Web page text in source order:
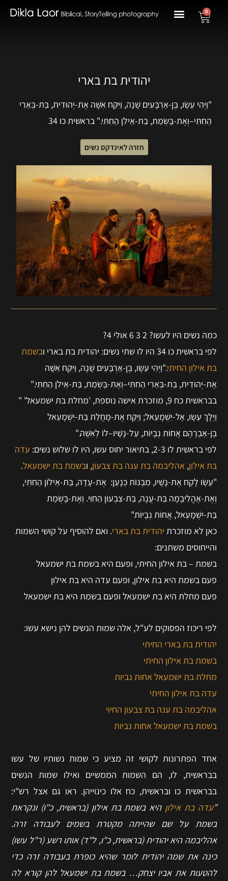
0
יהודית בת בארי
"וַיְהִי עֵשָׂו, בֶּן-אַרְבָּעִים שָׁנָה, וַיִּקַּח אִשָּׁה אֶת-יְהוּדִית, בַּת-בְּאֵרִי
הַחִתִּי–וְאֶת-בָּשְׂמַת, בַּת-אֵילֹן הַחִתִּי." בראשית כו 34
חזרה לאינדקס נשים
כמה נשים היו לעשו? 2 3 6 אולי 4?
לפי בראשית כו 34 היו לו שתי נשים: יהודית בת בארי ו
בשמת
בת אילון החיתי."וַיְהִי עֵשָׂו, בֶּן-אַרְבָּעִים שָׁנָה, וַיִּקַּח אִשָּׁה
אֶת-יְהוּדִית, בַּת-בְּאֵרִי הַחִתִּי–וְאֶת-בָּשְׂמַת, בַּת-אֵילֹן הַחִתִּי."
בבראשית כח 9, מוזכרת אישה נוספת, 'מחלת בת ישמעאל' "
וַיֵּלֶךְ עֵשָׂו, אֶל-יִשְׁמָעֵאל; וַיִּקַּח אֶת-מָחֲלַת בַּת-יִשְׁמָעֵאל
בֶּן-אַבְרָהָם אֲחוֹת נְבָיוֹת, עַל-נָשָׁיו–לוֹ לְאִשָּׁה."
לפי בראשית לו 2-3, בתיאור יחוס עשו, היו לו שלוש נשים:
עדה
בת אילון,אהליבמה בת ענה בת צבעון, ובשמת בת ישמעאל.
"עֵשָׂו לָקַח אֶת-נָשָׁיו, מִבְּנוֹת כְּנָעַן: אֶת-עָדָה, בַּת-אֵילוֹן הַחִתִּי,
וְאֶת-אָהֳלִיבָמָה בַּת-עֲנָה, בַּת-צִבְעוֹן הַחִוִּי. וְאֶת-בָּשְׂמַת
בַּת-יִשְׁמָעֵאל, אֲחוֹת נְבָיוֹת"
כאן לא מוזכרת יהודית בת בארי. ואם להוסיף על קושי השמות
והייחוסים משתנים:
בשמת – בת אילון החיתי, ופעם היא בשמת בת ישמעאל
פעם בשמת היא בת אילון, ופעם עדה היא בת אילון
פעם מחלת היא בת ישמעאל ופעם בשמת היא בת ישמעאל
לפי ריכוז הפסוקים לע"ל, אלה שמות הנשים להן נישא עשו:
יהודית בת בארי החיתי
בשמת בת אילון החיתי
מחלת בת ישמעאל אחות נביות
עדה בת אילון החיתי
אהליבמה בת ענה בת צבעון החיוי
בשמת בת ישמעאל אחות נביות
אחד הפתרונות לקושי זה מציע כי שמות נשותיו של עשו
בבראשית, לו, הם השמות הממשיים ואילו שמות הנשים
בבראשית כו ובראשית, כח אלו כינוייהן. ראו גם אצל רש"י:
”עדה בת אילון היא בשמת בת אילון (בראשית, כ"ו) ונקראת
בשמת על שם שהייתה מקטרת בשמים לעבודה זרה.
אהליבמה היא יהודית (בראשית, כ"ו, ל"ד) אותו רשע (ר"ל עשו)
כינה את שמה יהודית לומר שהיא כופרת בעבודה זרה כדי
להטעות את אביו יצחק… בשמת בת ישמעאל להן קורא לה